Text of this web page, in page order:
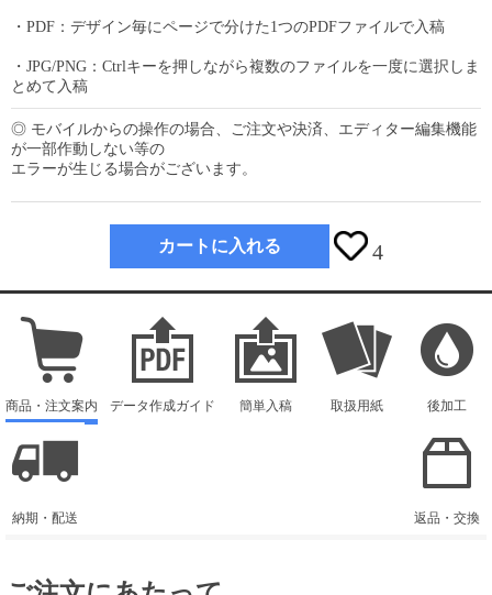
・PDF：デザイン毎にページで分けた1つのPDFファイルで入稿
・JPG/PNG：Ctrlキーを押しながら複数のファイルを一度に選択しま
とめて入稿
◎ モバイルからの操作の場合、ご注文や決済、エディター編集機能
が一部作動しない等の
エラーが生じる場合がございます。
カートに入れる 4
商品・注文案内 データ作成ガイド 簡単入稿 取扱用紙 後加工
納期・配送 返品・交換